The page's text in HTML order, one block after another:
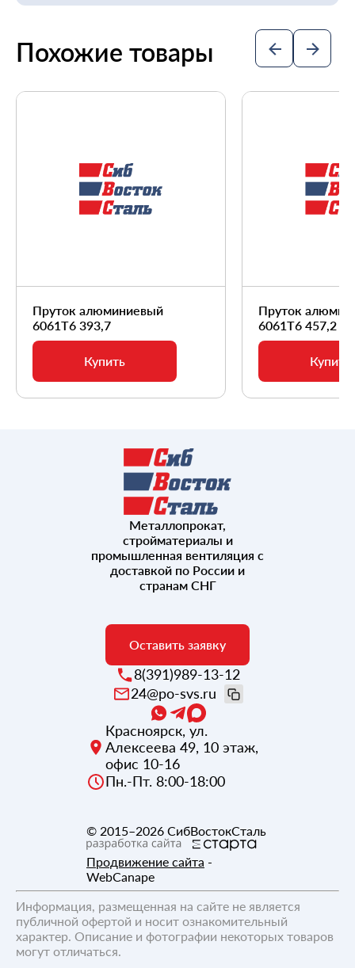
Похожие товары
Пруток алюминиевый
6061Т6 393,7
Купить
Пруток
6061Т6 457,2
Купить
Металлопрокат,
стройматериалы и
промышленная вентиляция с
доставкой по России и
странам СНГ
Оставить заявку
8(391)989-13-12
24@po-svs.ru
Красноярск, ул.
Алексеева 49, 10 этаж,
офис 10-16
Пн.-Пт. 8:00-18:00
© 2015–2026 СибВостокСталь
Продвижение сайта -
WebCanape
Информация, размещенная на сайте не является
публичной офертой и носит ознакомительный
характер. Описание и фотографии некоторых товаров
могут отличаться.